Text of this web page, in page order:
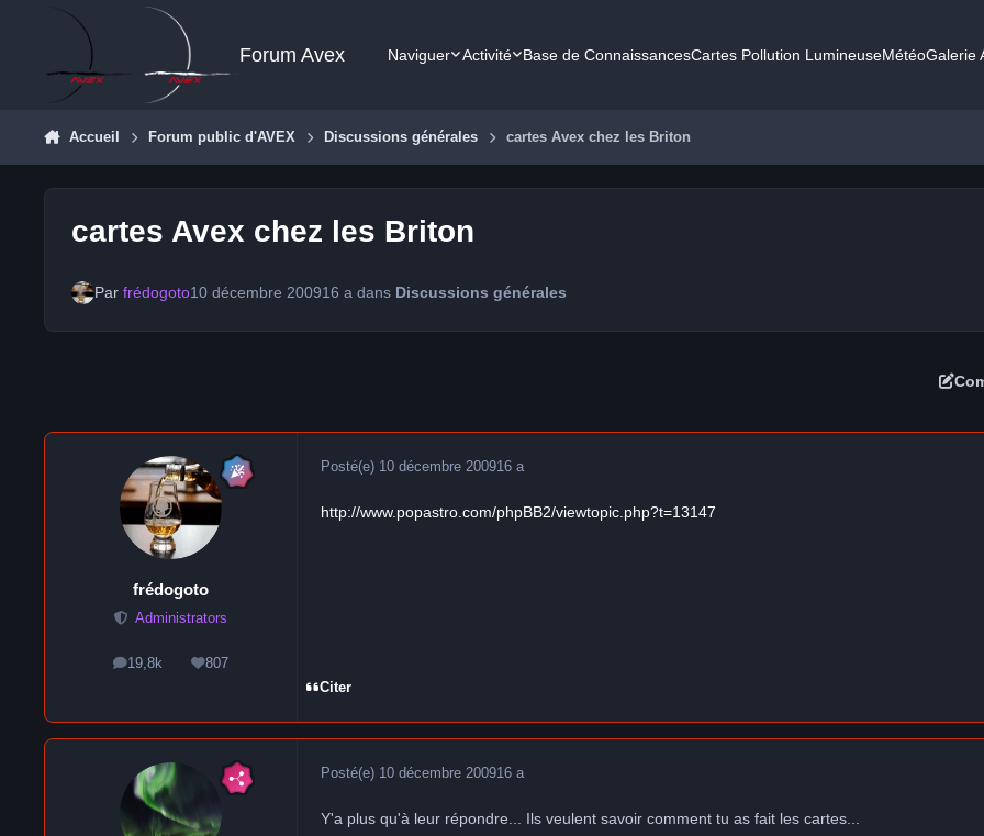
Aller au contenu
Forum Avex Naviguer Activité Base de ConnaissancesCartes Pollution LumineuseMétéoGalerie
Accueil Forum public d'AVEX Discussions générales cartes Avex chez les Briton
cartes Avex chez les Briton
Par frédogoto10 décembre 200916 adans Discussions générales
frédogoto
Administrators
19,8k
messages807
Réputation
Posté(e) 10 décembre 200916 a
http://www.popastro.com/phpBB2/viewtopic.php?t=13147
Citer
Posté(e) 10 décembre 200916 a
Y'a plus qu'à leur répondre... Ils veulent savoir comment tu as fait les cartes...